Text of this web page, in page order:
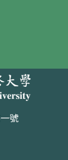
號